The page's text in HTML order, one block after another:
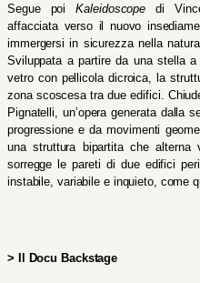
Segue poi Kaleidoscope di
affacciata verso il nuovo
immergersi in sicurezza nella
Sviluppata a partire da una stella
vetro con pellicola dicroica, la
zona scoscesa tra due edifici.
Pignatelli, un’opera generata dalla
progressione e da movimenti
una struttura bipartita che alterna
sorregge le pareti di due edifici
instabile, variabile e inquieto, come
> Il Docu Backstage